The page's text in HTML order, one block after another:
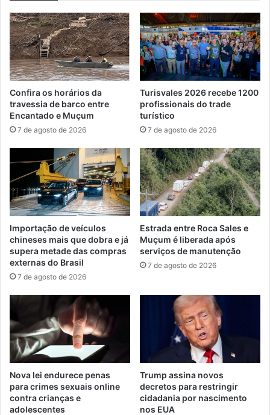
Confira os horários da
travessia de barco entre
Encantado e Muçum
7 de agosto de 2026
Turisvales 2026 recebe 1200
profissionais do trade
turístico
7 de agosto de 2026
Importação de veículos
chineses mais que dobra e já
supera metade das compras
externas do Brasil
7 de agosto de 2026
Estrada entre Roca Sales e
Muçum é liberada após
serviços de manutenção
7 de agosto de 2026
Nova lei endurece penas
para crimes sexuais online
contra crianças e
adolescentes
Trump assina novos
decretos para restringir
cidadania por nascimento
nos EUA